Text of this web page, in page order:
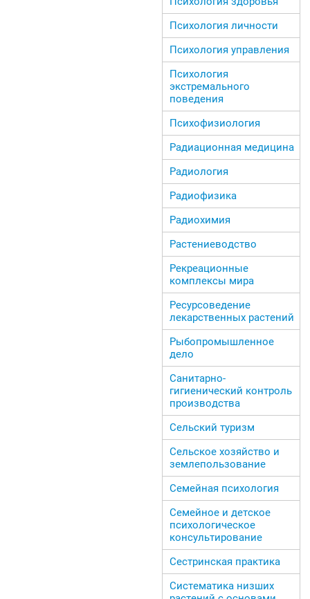
Психология личности
Психология управления
Психология
экстремального
поведения
Психофизиология
Радиационная медицина
Радиология
Радиофизика
Радиохимия
Растениеводство
Рекреационные
комплексы мира
Ресурсоведение
лекарственных растений
Рыбопромышленное
дело
Санитарно-
гигиенический контроль
производства
Сельский туризм
Сельское хозяйство и
землепользование
Семейная психология
Семейное и детское
психологическое
консультирование
Сестринская практика
Систематика низших